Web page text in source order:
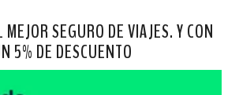
SEGURO DE VIAJES. Y CON
5% DE DESCUENTO